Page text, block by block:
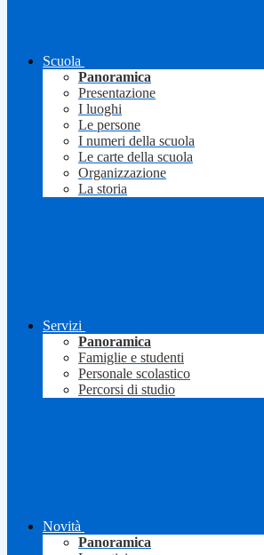
Scuola
Panoramica
Presentazione
I luoghi
Le persone
I numeri della scuola
Le carte della scuola
Organizzazione
La storia
Servizi
Panoramica
Famiglie e studenti
Personale scolastico
Percorsi di studio
Novità
Panoramica